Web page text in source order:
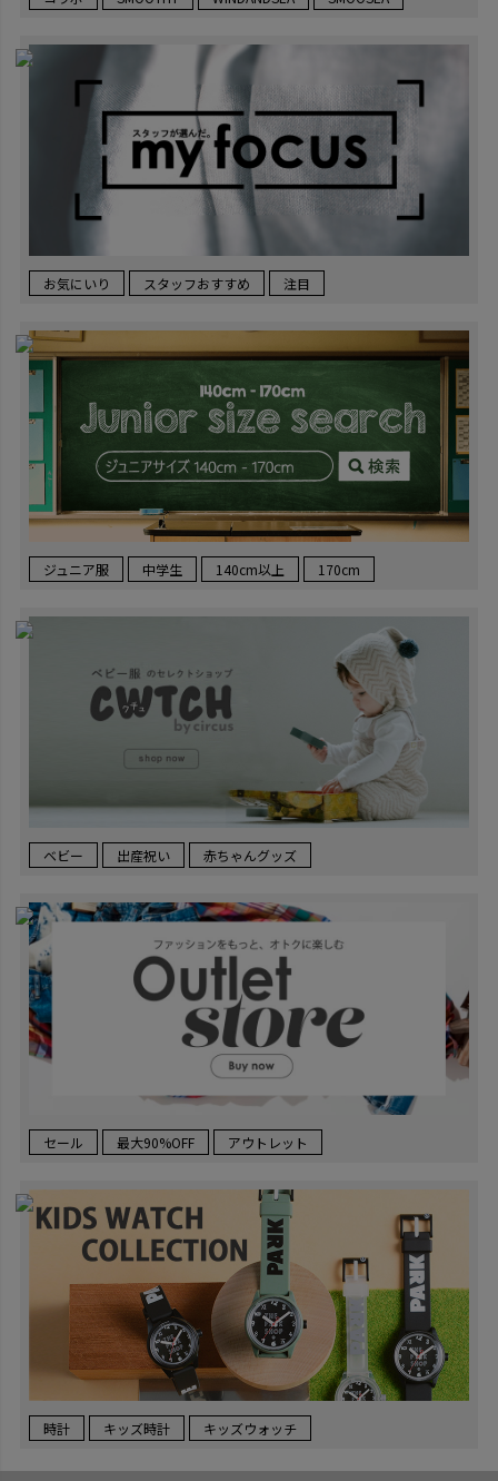
お気にいり スタッフおすすめ 注目
ジュニア服 中学生 140cm以上 170cm
ベビー 出産祝い 赤ちゃんグッズ
セール 最大90%OFF アウトレット
時計 キッズ時計 キッズウォッチ